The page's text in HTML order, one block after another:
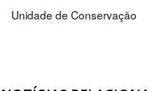
Unidade de Conservação